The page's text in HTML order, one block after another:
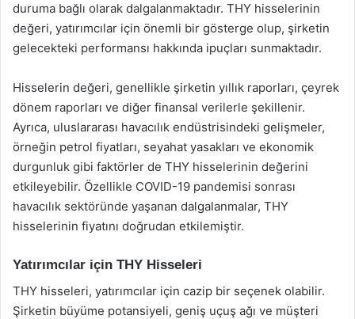
duruma bağlı olarak dalgalanmaktadır. THY hisselerinin
değeri, yatırımcılar için önemli bir gösterge olup, şirketin
gelecekteki performansı hakkında ipuçları sunmaktadır.
Hisselerin değeri, genellikle şirketin yıllık raporları, çeyrek
dönem raporları ve diğer finansal verilerle şekillenir.
Ayrıca, uluslararası havacılık endüstrisindeki gelişmeler,
örneğin petrol fiyatları, seyahat yasakları ve ekonomik
durgunluk gibi faktörler de THY hisselerinin değerini
etkileyebilir. Özellikle COVID-19 pandemisi sonrası
havacılık sektöründe yaşanan dalgalanmalar, THY
hisselerinin fiyatını doğrudan etkilemiştir.
Yatırımcılar için THY Hisseleri
THY hisseleri, yatırımcılar için cazip bir seçenek olabilir.
Şirketin büyüme potansiyeli, geniş uçuş ağı ve müşteri